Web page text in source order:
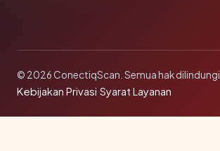
© 2026 ConectiqScan. Semua hak dilindungi.
Kebijakan Privasi·Syarat Layanan